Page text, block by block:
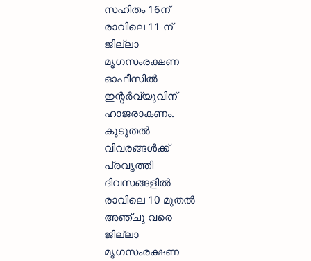
സഹിതം 16ന്
രാവിലെ 11 ന്
ജില്ലാ
മൃഗസംരക്ഷണ
ഓഫീസില്‍
ഇന്റര്‍വ്യുവിന്
ഹാജരാകണം.
കൂടുതല്‍
വിവരങ്ങള്‍ക്ക്
പ്രവൃത്തി
ദിവസങ്ങളില്‍
രാവിലെ 10 മുതല്‍
അഞ്ചു വരെ
ജില്ലാ
മൃഗസംരക്ഷണ